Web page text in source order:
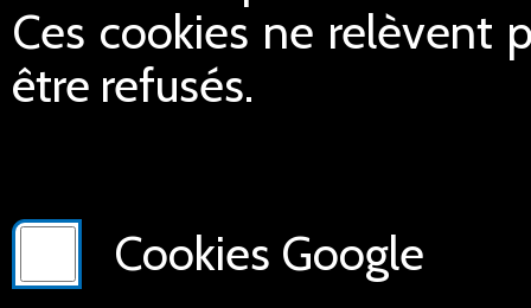
Ces cookies ne relèvent
être refusés.
Cookies Google